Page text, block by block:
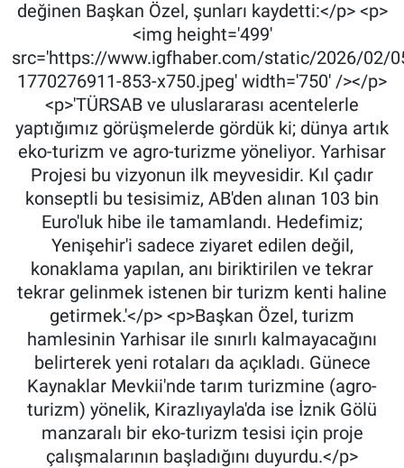
değinen Başkan Özel, şunları kaydetti:</p> <p>
<img height='499'
src='https://www.igfhaber.com/static/2026/02/
1770276911-853-x750.jpeg' width='750' /></p>
<p>'TÜRSAB ve uluslararası acentelerle
yaptığımız görüşmelerde gördük ki; dünya artık
eko-turizm ve agro-turizme yöneliyor. Yarhisar
Projesi bu vizyonun ilk meyvesidir. Kıl çadır
konseptli bu tesisimiz, AB'den alınan 103 bin
Euro'luk hibe ile tamamlandı. Hedefimiz;
Yenişehir'i sadece ziyaret edilen değil,
konaklama yapılan, anı biriktirilen ve tekrar
tekrar gelinmek istenen bir turizm kenti haline
getirmek.'</p> <p>Başkan Özel, turizm
hamlesinin Yarhisar ile sınırlı kalmayacağını
belirterek yeni rotaları da açıkladı. Günece
Kaynaklar Mevkii'nde tarım turizmine (agro-
turizm) yönelik, Kirazlıyayla'da ise İznik Gölü
manzaralı bir eko-turizm tesisi için proje
çalışmalarının başladığını duyurdu.</p>